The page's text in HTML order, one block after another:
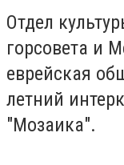
Отдел
горсовета и
еврейская
летний
"Мозаика".